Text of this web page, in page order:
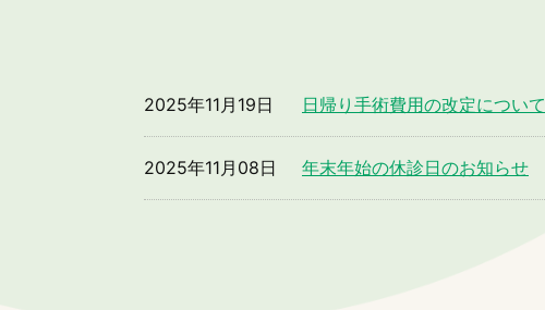
日帰り手術費用の改定について
2025年11月19日
年末年始の休診日のお知らせ
2025年11月08日